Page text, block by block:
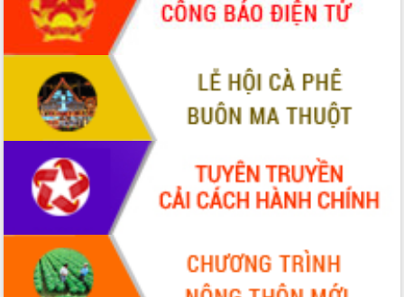
tiến đầu tư tỉnh
Ngành cá ngừ Đắk Lắk chủ động thích
ứng để giữ vững thị trường xuất khẩu
Diễn đàn Kinh tế tư nhân Việt Nam đột
phá cơ chế - Hợp tác công tư
Đề án 06 tạo bước ngoặt đột phá trong
cải cách hành chính tỉnh Đắk Lắk
Kết nối tour, đẩy mạnh chuyển đổi số
để phát triển du lịch Đắk Lắk
Khởi động Dự án Đầu tư xây dựng hạ
tầng kỹ thuật Cụm công nghiệp Tân
Gặp mặt các cơ quan báo chí nhân Kỷ
niệm 101 năm Ngày Báo chí Cách
mạng Việt Nam